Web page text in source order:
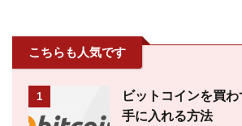
こちらも人気です
1
ビットコインを買
手に入れる方法